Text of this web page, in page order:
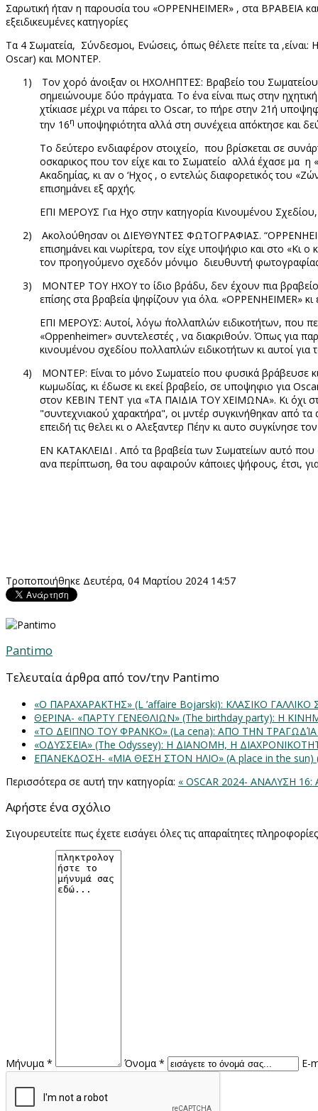
Σαρωτική ήταν η παρουσία του «OPPENHEIMER» , στα ΒΡΑΒΕΙΑ
εξειδικευμένες κατηγορίες
Τα 4 Σωματεία, Σύνδεσμοι, Ενώσεις, όπως θέλετε πείτε τα
Oscar) και ΜΟΝΤΕΡ.
1)
Τον χορό άνοιξαν οι ΗΧΟΛΗΠΤΕΣ: Βραβείο του
σημειώνουμε δύο πράγματα. Το ένα είναι πως στην
χτίκιασε μέχρι να πάρει το Oscar, το πήρε στην 21ή
την 16η υποψηφιότητα αλλά στη συνέχεια απόκτησε και
Το δεύτερο ενδιαφέρον στοιχείο, που βρίσκεται σε
οσκαρικος που τον είχε και το Σωματείο αλλά έχασε μα η
Ακαδημίας, κι αν ο ‘Ηχος , ο εντελώς διαφορετικός του
επισημάνει εξ αρχής.
ΕΠΙ ΜΕΡΟΥΣ Για Ηχο στην κατηγορία Κινουμένου
2)
Ακολούθησαν οι ΔΙΕΥΘΥΝΤΕΣ ΦΩΤΟΓΡΑΦΙΑΣ. “
επισημάνει και νωρίτερα, τον είχε υποψήφιο και στο «Κι
τον προηγούμενο σχεδόν μόνιμο διευθυντή
3)
ΜΟΝΤΕΡ ΤΟΥ ΗΧΟΥ το ίδιο βράδυ, δεν έχουν πια
επίσης στα βραβεία ψηφίζουν για όλα. «ΟPPENHEIMER»
ΕΠΙ ΜΕΡΟΥΣ: Αυτοί, λόγω ΄πολλαπλών ειδικοτήτων, που
«Oppenheimer» συντελεστές , να διακριθούν. Όπως για
κινουμένου σχεδίου πολλαπλών ειδικοτήτων κι αυτοί για
4)
ΜΟΝΤΕΡ: Είναι το μόνο Σωματείο που φυσικά βράβευσε
κωμωδίας, κι έδωσε κι εκεί βραβείο, σε υποψηφιο για
στον ΚΕΒΙΝ ΤΕΝΤ για «ΤΑ ΠΑΙΔΙΑ ΤΟΥ ΧΕΙΜΩΝΑ». Κι όχι
"συντεχνιακού χαρακτήρα", οι μντέρ συγκινήθηκαν από
επειδή τις θελει κι ο Αλεξαντερ Πέην κι αυτο
ΕΝ ΚΑΤΑΚΛΕΙΔΙ . Από τα βραβεία των Σωματείων αυτό που
ανα περίπτωση, θα του αφαιρούν κάποιες ψήφους, έτσι,
Τροποποιήθηκε Δευτέρα, 04 Μαρτίου 2024 14:57
Pantimo
Τελευταία άρθρα από τον/την Pantimo
«Ο ΠΑΡΑΧΑΡΑΚΤΗΣ» (L ’affaire Bojarski): ΚΛΑΣΙΚΟ ΓΑΛΛΙΚΟ
ΘΕΡΙΝΑ- «ΠΑΡΤΥ ΓΕΝΕΘΛΙΩΝ» (The birthday party): H
«ΤΟ ΔΕΙΠΝΟ ΤΟΥ ΦΡΑΝΚΟ» (La cena): ΑΠΟ ΤΗΝ
«ΟΔΥΣΣΕΙΑ» (The Odyssey): Η ΔΙΑΝΟΜΗ, Η
ΕΠΑΝΕΚΔΟΣΗ- «ΜΙΑ ΘΕΣΗ ΣΤΟΝ ΗΛΙΟ» (Α place in the
Περισσότερα σε αυτή την κατηγορία: « OSCAR 2024- ΑΝΑΛΥΣΗ
Αφήστε ένα σχόλιο
Σιγουρευτείτε πως έχετε εισάγει όλες τις απαραίτητες
Μήνυμα * Όνομα * E-